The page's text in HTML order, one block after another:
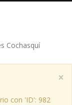
Cochasquí
×
con 'ID': 982